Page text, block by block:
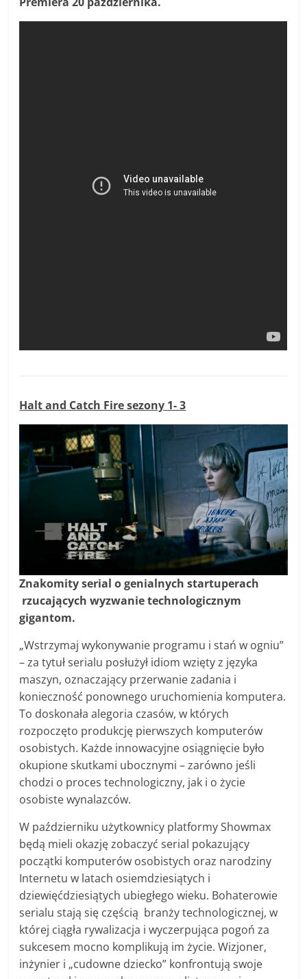
Halt and Catch Fire sezony 1- 3
Znakomity serial o genialnych startuperach
rzucających wyzwanie technologicznym
gigantom.
„Wstrzymaj wykonywanie programu i stań w ogniu”
– za tytuł serialu posłużył idiom wzięty z języka
maszyn, oznaczający przerwanie zadania i
konieczność ponownego uruchomienia komputera.
To doskonała alegoria czasów, w których
rozpoczęto produkcję pierwszych komputerów
osobistych. Każde innowacyjne osiągnięcie było
okupione skutkami ubocznymi – zarówno jeśli
chodzi o proces technologiczny, jak i o życie
osobiste wynalazców.
W październiku użytkownicy platformy Showmax
będą mieli okazję zobaczyć serial pokazujący
początki komputerów osobistych oraz narodziny
Internetu w latach osiemdziesiątych i
dziewięćdziesiątych ubiegłego wieku. Bohaterowie
serialu stają się częścią branży technologicznej, w
której ciągła rywalizacja i wyczerpująca pogoń za
sukcesem mocno komplikują im życie. Wizjoner,
inżynier i „cudowne dziecko” konfrontują swoje